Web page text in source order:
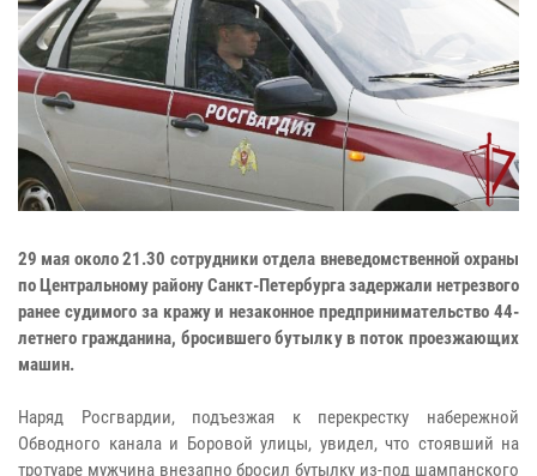
29 мая около 21.30 сотрудники отдела вневедомственной охраны
по Центральному району Санкт-Петербурга задержали нетрезвого
ранее судимого за кражу и незаконное предпринимательство 44-
летнего гражданина, бросившего бутылку в поток проезжающих
машин.
Наряд Росгвардии, подъезжая к перекрестку набережной
Обводного канала и Боровой улицы, увидел, что стоявший на
тротуаре мужчина внезапно бросил бутылку из-под шампанского